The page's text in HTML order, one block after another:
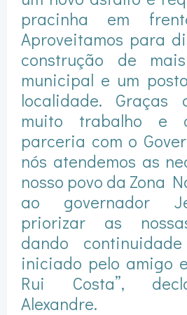
pracinha em
Aproveitamos para
construção de
municipal e um
localidade. Graças
muito trabalho e
parceria com o
nós atendemos as
nosso povo da Zona
ao governador
priorizar as
dando
iniciado pelo amigo
Rui Costa”,
Alexandre.